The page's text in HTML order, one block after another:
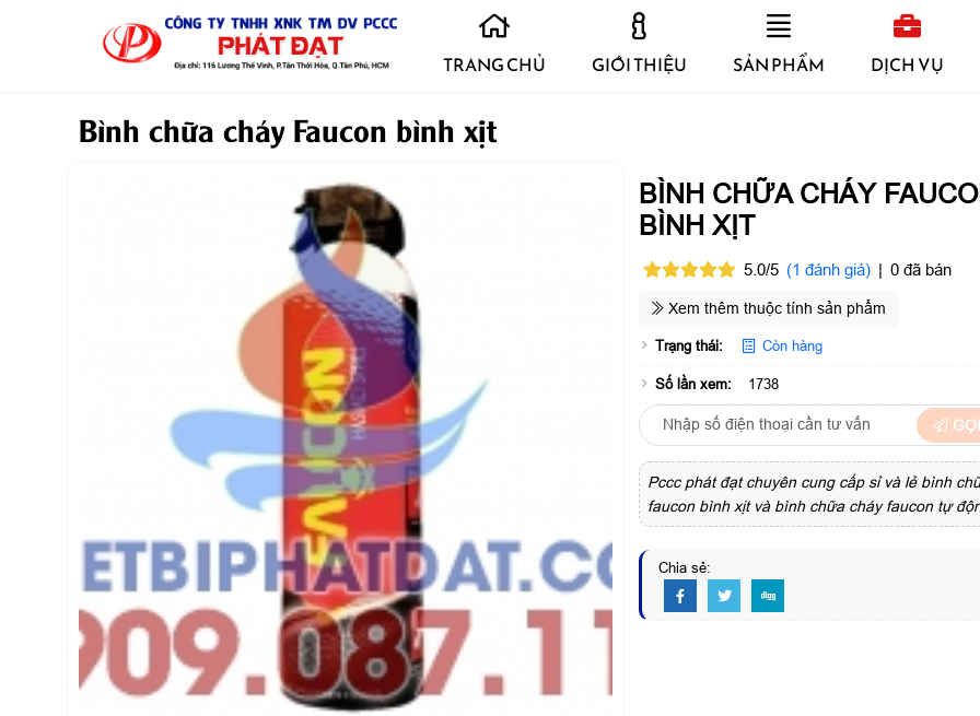
TRANG CHỦ GIỚI THIỆU SẢN PHẨM DỊCH VỤ
Bình chữa cháy Faucon bình xịt
BÌNH CHỮA CHÁY
BÌNH XỊT
5.0/5 (1 đánh giá) | 0 đã bán
Xem thêm thuộc tính sản phẩm
Trạng thái: Còn hàng
Số lần xem: 1738
Pccc phát đạt chuyên cung cấp sỉ và lẻ bình
faucon bình xịt và bình chữa cháy faucon tự
Chia sẻ: